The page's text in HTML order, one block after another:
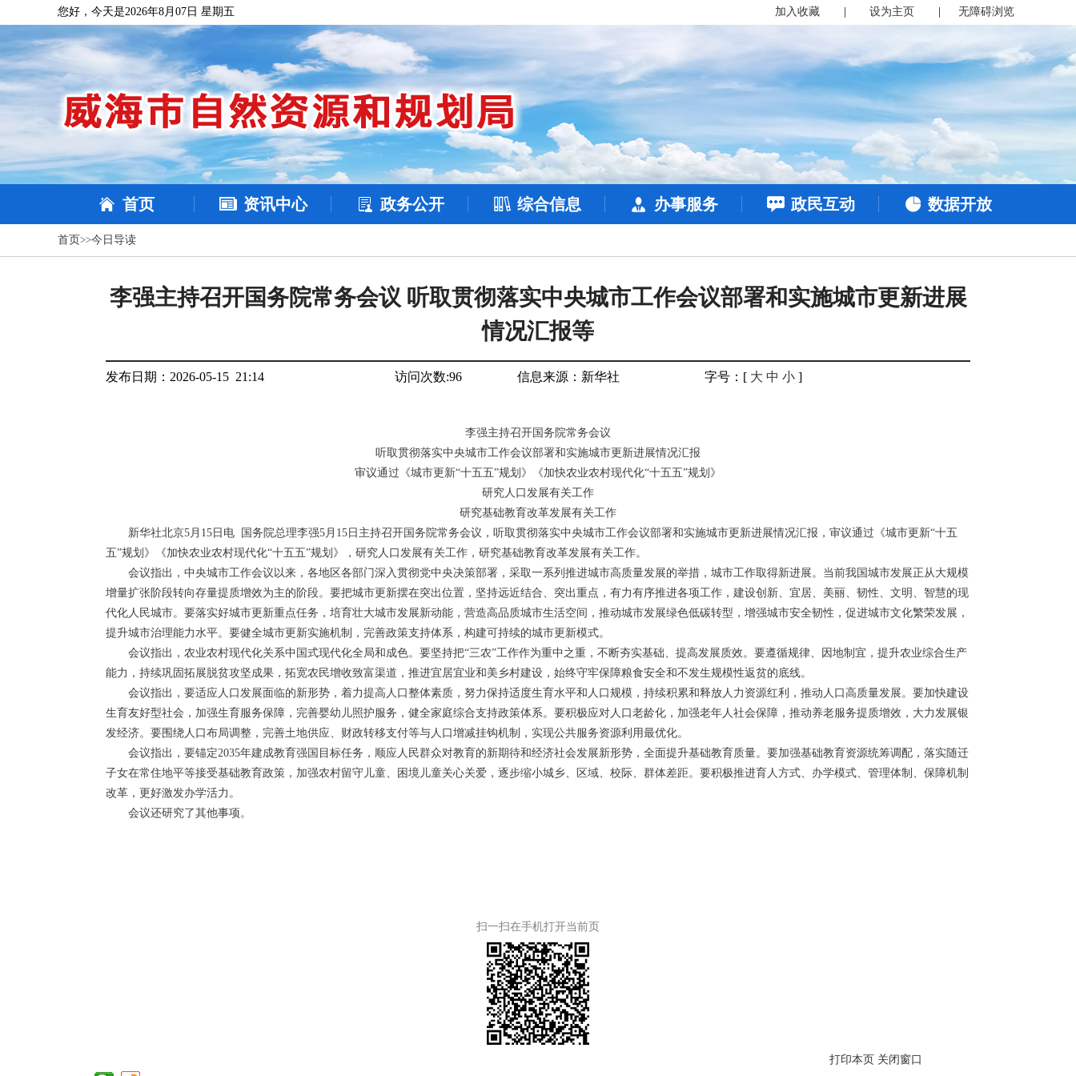
您好，今天是2026年8月07日 星期五 加入收藏 设为主页 无障碍浏览
首页 资讯中心 政务公开 综合信息 办事服务 政民互动 数据开放
首页>>今日导读
李强主持召开国务院常务会议 听取贯彻落实中央城市工作会议部署和实施城市更新进展
情况汇报等
发布日期：2026-05-15 21:14 访问次数:96 信息来源： 新华社 字号 ：[ 大 中 小 ]
李强主持召开国务院常务会议
听取贯彻落实中央城市工作会议部署和实施城市更新进展情况汇报
审议通过《城市更新“十五五”规划》《加快农业农村现代化“十五五”规划》
研究人口发展有关工作
研究基础教育改革发展有关工作
新华社北京5月15日电 国务院总理李强5月15日主持召开国务院常务会议，听取贯彻落实中央城市工作会议部署和实施城市更新进展情况汇报，审议通过《城市更新“十五
五”规划》《加快农业农村现代化“十五五”规划》，研究人口发展有关工作，研究基础教育改革发展有关工作。
会议指出，中央城市工作会议以来，各地区各部门深入贯彻党中央决策部署，采取一系列推进城市高质量发展的举措，城市工作取得新进展。当前我国城市发展正从大规模
增量扩张阶段转向存量提质增效为主的阶段。要把城市更新摆在突出位置，坚持远近结合、突出重点，有力有序推进各项工作，建设创新、宜居、美丽、韧性、文明、智慧的现
代化人民城市。要落实好城市更新重点任务，培育壮大城市发展新动能，营造高品质城市生活空间，推动城市发展绿色低碳转型，增强城市安全韧性，促进城市文化繁荣发展，
提升城市治理能力水平。要健全城市更新实施机制，完善政策支持体系，构建可持续的城市更新模式。
会议指出，农业农村现代化关系中国式现代化全局和成色。要坚持把“三农”工作作为重中之重，不断夯实基础、提高发展质效。要遵循规律、因地制宜，提升农业综合生产
能力，持续巩固拓展脱贫攻坚成果，拓宽农民增收致富渠道，推进宜居宜业和美乡村建设，始终守牢保障粮食安全和不发生规模性返贫的底线。
会议指出，要适应人口发展面临的新形势，着力提高人口整体素质，努力保持适度生育水平和人口规模，持续积累和释放人力资源红利，推动人口高质量发展。要加快建设
生育友好型社会，加强生育服务保障，完善婴幼儿照护服务，健全家庭综合支持政策体系。要积极应对人口老龄化，加强老年人社会保障，推动养老服务提质增效，大力发展银
发经济。要围绕人口布局调整，完善土地供应、财政转移支付等与人口增减挂钩机制，实现公共服务资源利用最优化。
会议指出，要锚定2035年建成教育强国目标任务，顺应人民群众对教育的新期待和经济社会发展新形势，全面提升基础教育质量。要加强基础教育资源统筹调配，落实随迁
子女在常住地平等接受基础教育政策，加强农村留守儿童、困境儿童关心关爱，逐步缩小城乡、区域、校际、群体差距。要积极推进育人方式、办学模式、管理体制、保障机制
改革，更好激发办学活力。
会议还研究了其他事项。
扫一扫在手机打开当前页
打印本页 关闭窗口